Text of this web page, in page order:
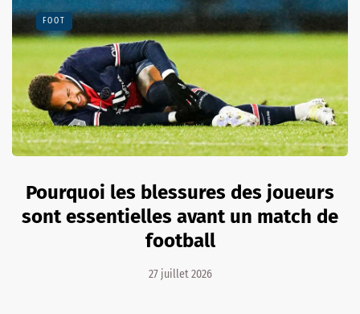
FOOT
Pourquoi les blessures des joueurs
sont essentielles avant un match de
football
27 juillet 2026